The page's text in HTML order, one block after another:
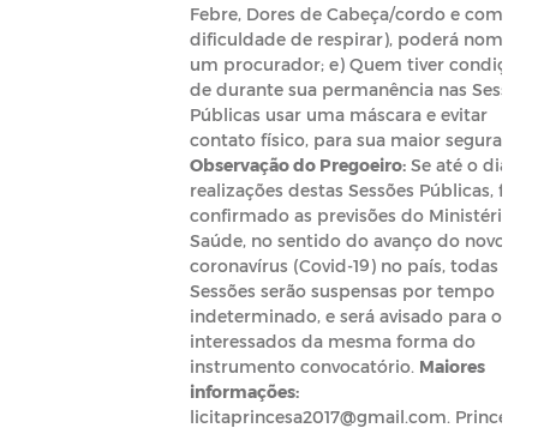
Febre, Dores de Cabeça/cordo e com
dificuldade de respirar), poderá nomear
um procurador; e) Quem tiver condições,
de durante sua permanência nas Sessões
Públicas usar uma máscara e evitar
contato físico, para sua maior segurança.
Observação do Pregoeiro:Se até o dia
realizações destas Sessões Públicas, for
confirmado as previsões do Ministério da
Saúde, no sentido do avanço do novo
coronavírus (Covid-19) no país, todas as
Sessões serão suspensas por tempo
indeterminado, e será avisado para os
interessados da mesma forma do
instrumento convocatório. Maiores
informações:
licitaprincesa2017@gmail.com. Princesa